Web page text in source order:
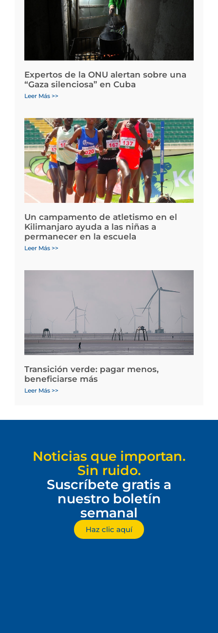
Expertos de la ONU alertan sobre una
“Gaza silenciosa” en Cuba
Leer Más >>
Un campamento de atletismo en el
Kilimanjaro ayuda a las niñas a
permanecer en la escuela
Leer Más >>
Transición verde: pagar menos,
beneficiarse más
Leer Más >>
Noticias que importan.
Sin ruido.
Suscríbete gratis a
nuestro boletín
semanal
Haz clic aquí